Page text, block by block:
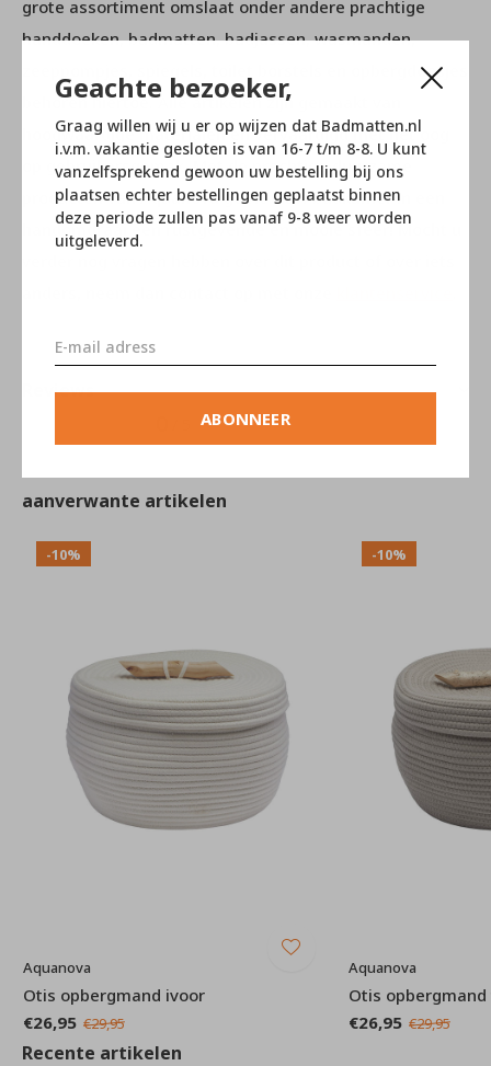
Geachte bezoeker,
Graag willen wij u er op wijzen dat Badmatten.nl
i.v.m. vakantie gesloten is van 16-7 t/m 8-8. U kunt
vanzelfsprekend gewoon uw bestelling bij ons
plaatsen echter bestellingen geplaatst binnen
deze periode zullen pas vanaf 9-8 weer worden
uitgeleverd.
ABONNEER
grote assortiment omslaat onder andere prachtige
handdoeken, badmatten, badjassen, wasmanden,
zeeppompjes, spiegels, toilet borstels en opbergdoosjes
behoren hiertoe. Alle artikelen zijn gemaakt van
hoogwaardige materialen en vervaardigd met het oog
op gebruikersgemak. Met de prachtige duurzame
producten van Aquanova geeft u uw badkamer in een
handomdraai een rustgevende en mooie sfeer! Mocht u
Reviews
aanverwante artikelen
-10%
Aquanova
Otis opbergmand ivoor
€26,95 €29,95
-10%
Aquanova
Otis
€26,95 €29,95
Recente artikelen